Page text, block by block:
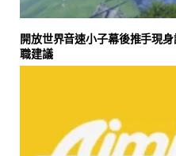
開放世界音速小子幕後推手現
職建議